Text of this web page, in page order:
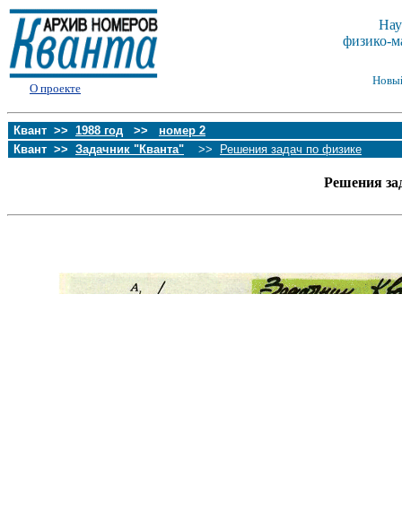
О проекте
физико-
Квант >> 1988 год >> номер 2
Квант >> Задачник "Кванта" >> Решения задач по физике
Решения